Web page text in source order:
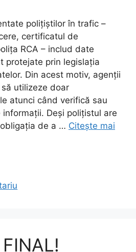
polițiștilor în trafic –
certificatul de
RCA – includ date
protejate prin legislația
Din acest motiv, agenții
utilizeze doar
atunci când verifică sau
Deși polițistul are
de a … Citește mai